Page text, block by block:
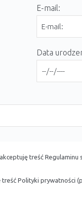
E-mail:
Data
treść Regulaminu
treść Polityki prywatności